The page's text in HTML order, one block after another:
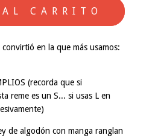
en la que más usamos:
(recorda que si
reme es un S... si usas L en
de algodón con manga ranglan